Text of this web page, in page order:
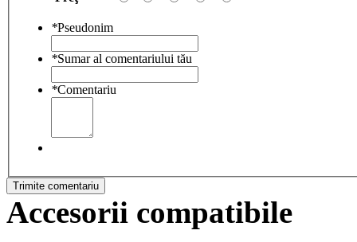
*Pseudonim
*Sumar al comentariului tău
*Comentariu
Trimite comentariu
Accesorii compatibile